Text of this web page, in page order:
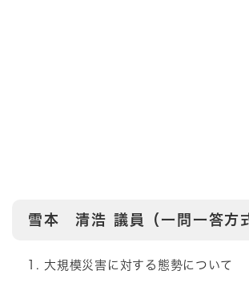
雪本 清浩 議員（一問一答方
大規模災害に対する態勢について